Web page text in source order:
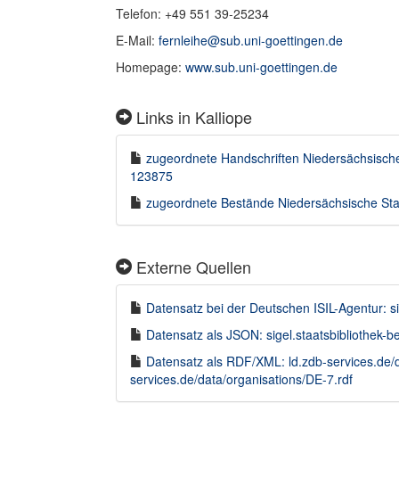
Telefon: +49 551 39-25234
E-Mail: fernleihe@sub.uni-goettingen.de
Homepage: www.sub.uni-goettingen.de
Links in Kalliope
zugeordnete Handschriften
123875
zugeordnete Bestände Niedersächsische
Externe Quellen
Datensatz bei der Deutschen ISIL-Agentur:
Datensatz als JSON: sigel.staatsbibliothek-
Datensatz als RDF/XML: ld.zdb-
services.de/data/organisations/DE-7.rdf